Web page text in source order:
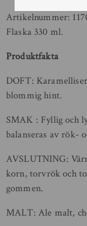
Artikelnummer:
Flaska 330 ml.
Produktfakta
DOFT:
blommig hint.
SMAK : Fyllig och
balanseras av rök-
AVSLUTNING:
korn, torvrök och
gommen.
MALT: Ale malt,